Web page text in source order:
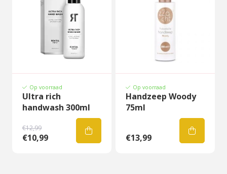
Op voorraad
Ultra rich
handwash 300ml
€12,99
€10,99
Op voorraad
Handzeep Woody
75ml
€13,99